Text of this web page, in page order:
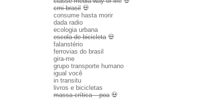
cmi brasil 💀
consume hasta morir
dada radio
ecologia urbana
escola de bicicleta💀
falanstério
ferrovias do brasil
gira-me
grupo transporte humano
igual você
in transitu
livros e bicicletas
massa crítica – poa💀